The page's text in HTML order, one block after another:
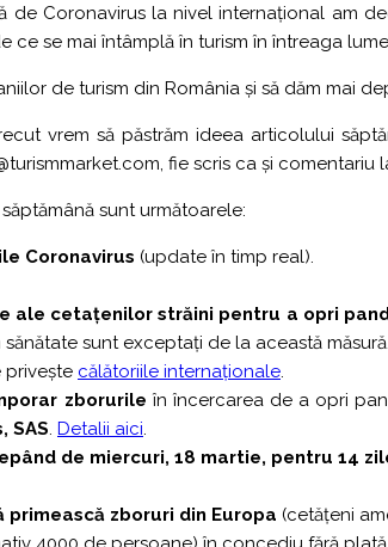
Coronavirus la nivel internațional am
se mai întâmplă în turism în întreaga
de turism din România și să dăm mai
vrem să păstrăm ideea articolului
fie scris ca și comentariu
sunt următoarele:
Coronavirus (update în timp real).
ale cetațenilor străini pentru a opri
sunt exceptați de la această măsură.
privește călătoriile internaționale.
zborurile în încercarea de a opri
SAS. Detalii aici.
de miercuri, 18 martie, pentru 14
zboruri din Europa (cetățeni